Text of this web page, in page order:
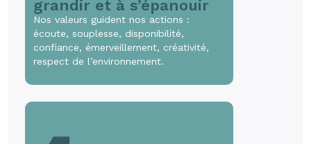
grandir et à s’épanouir
Nos valeurs guident nos actions :
écoute, souplesse, disponibilité,
confiance, émerveillement, créativité,
respect de l’environnement.